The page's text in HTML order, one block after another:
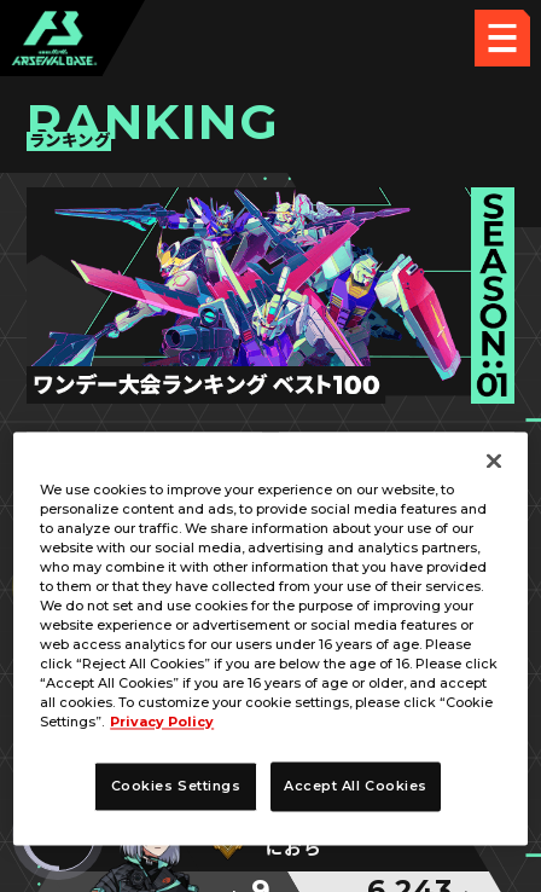
RANKING
ランキング
1
埼玉県
Ａｏ
Lv.7 7,909pt
新米の指揮官
新米の指揮官
新米の指揮官
茨城県
におら
We use cookies to improve your experience on our website, to
personalize content and ads, to provide social media features and
to analyze our traffic. We share information about your use of our
website with our social media, advertising and analytics partners,
who may combine it with other information that you have provided
to them or that they have collected from your use of their services.
We do not set and use cookies for the purpose of improving your
website experience or advertisement or social media features or
web access analytics for our users under 16 years of age. Please
click “Reject All Cookies” if you are below the age of 16. Please click
“Accept All Cookies” if you are 16 years of age or older, and accept
all cookies. To customize your cookie settings, please click “Cookie
Settings”. Privacy Policy
Cookies Settings Accept All Cookies